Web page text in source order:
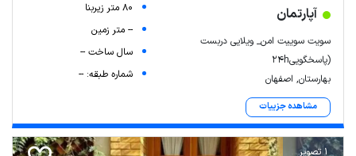
آپارتمان
سویت سوییت امن_ ویلایی دربست
(پاسخگویی24h
بهارستان, اصفهان
مشاهده جزییات
80 متر زیربنا
-- متر زمین
سال ساخت --
شماره طبقه: --
1 تصویر